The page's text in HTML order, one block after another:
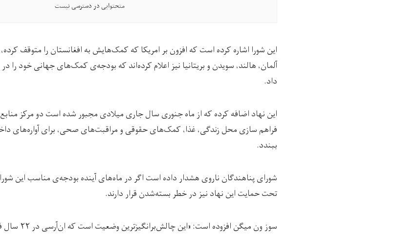
متحتوایی در دسترسی نیست
این شورا اشاره کرده است كه افزون بر امریکا که کمک‌هایش به افغانستان را متوقف
آلمان، هالند، سویدن و بریتانیا نیز اعلام کرده‌اند که بودجه‌‌ی کمک‌‌های جهانی خود
داد.
این نهاد اضافه کرده که از ماه جنوری سال جاری میلادی مجبور شده است دو مرکز
فراهم سازی محل زندگی، غذا، کمک‌های حقوقی و مراقبت‌های صحی، برای آواره‌های
ببندد.
شورای پناهندگان ناروی هشدار داده است اگر در ماه‌های آینده بودجه‌ی مناسب این
تحت حمایت این نهاد نیز در خطر بسته‌شدن قرار دارند.
سوز ون میگن